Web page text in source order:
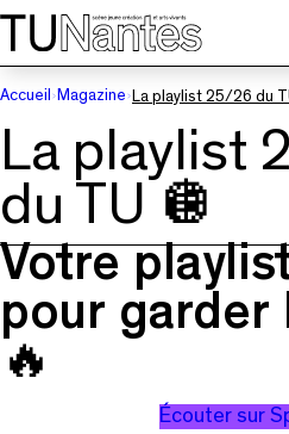
Passer directement à la
Passer directement au
Accueil
Magazine La playlist 25/26 du
La playlist
du TU 🪩
Votre
pour garder
🔥
Écouter sur